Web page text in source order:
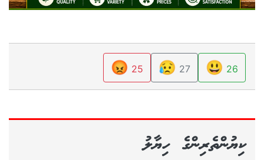
26
😃
27
😥
25
😡
ކިޔުންތެރިންގެ ހިޔާލު